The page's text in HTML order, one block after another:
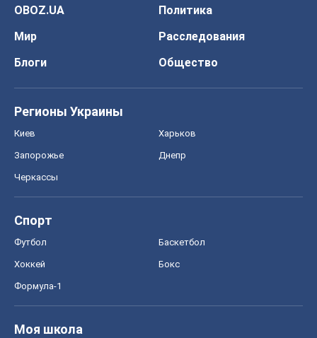
OBOZ.UA
Политика
Мир
Расследования
Блоги
Общество
Регионы Украины
Киев Харьков
Запорожье Днепр
Черкассы
Спорт
Футбол Баскетбол
Хоккей Бокс
Формула-1
Моя школа